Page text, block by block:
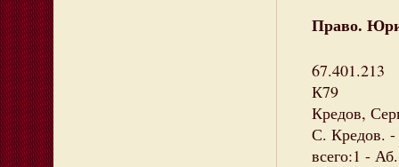
Право.
67.401.213
К79
Кредов,
С. Кредов.
всего:1 -